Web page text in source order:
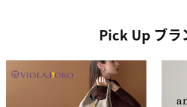
Pick Up ブラ